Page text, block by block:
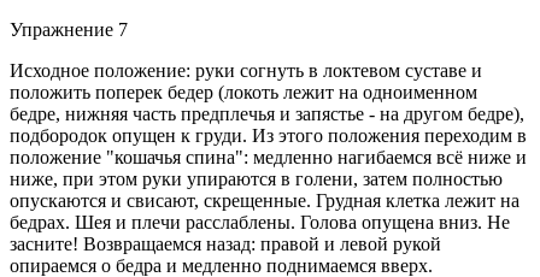
Упражнение 7
Исходное положение: руки согнуть в локтевом суставе и
положить поперек бедер (локоть лежит на одноименном
бедре, нижняя часть предплечья и запястье - на другом бедре),
подбородок опущен к груди. Из этого положения переходим в
положение "кошачья спина": медленно нагибаемся всё ниже и
ниже, при этом руки упираются в голени, затем полностью
опускаются и свисают, скрещенные. Грудная клетка лежит на
бедрах. Шея и плечи расслаблены. Голова опущена вниз. Не
засните! Возвращаемся назад: правой и левой рукой
опираемся о бедра и медленно поднимаемся вверх.